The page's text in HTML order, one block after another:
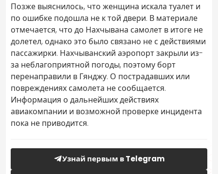
Позже выяснилось, что женщина искала туалет и
по ошибке подошла не к той двери. В материале
отмечается, что до Нахчывана самолет в итоге не
долетел, однако это было связано не с действиями
пассажирки. Нахчыванский аэропорт закрыли из-
за неблагоприятной погоды, поэтому борт
перенаправили в Гянджу. О пострадавших или
повреждениях самолета не сообщается.
Информация о дальнейших действиях
авиакомпании и возможной проверке инцидента
пока не приводится.
Узнай первым в Telegram